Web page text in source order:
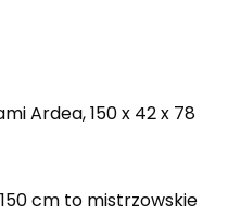
Ardea, 150 x 42 x 78
cm to mistrzowskie